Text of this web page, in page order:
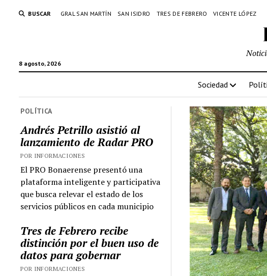
BUSCAR GRAL SAN MARTÍN SAN ISIDRO TRES DE FEBRERO VICENTE LÓPEZ
8 agosto, 2026
Sociedad
POLÍTICA
Andrés Petrillo asistió al
lanzamiento de Radar PRO
POR INFORMACIONES
El PRO Bonaerense presentó una
plataforma inteligente y participativa
que busca relevar el estado de los
servicios públicos en cada municipio
Tres de Febrero recibe
distinción por el buen uso de
datos para gobernar
POR INFORMACIONES